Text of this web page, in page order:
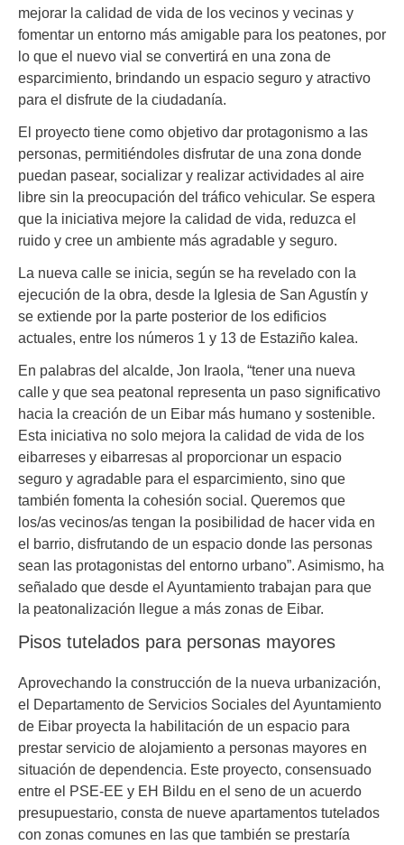
mejorar la calidad de vida de los vecinos y vecinas y
fomentar un entorno más amigable para los peatones, por
lo que el nuevo vial se convertirá en una zona de
esparcimiento, brindando un espacio seguro y atractivo
para el disfrute de la ciudadanía.
El proyecto tiene como objetivo dar protagonismo a las
personas, permitiéndoles disfrutar de una zona donde
puedan pasear, socializar y realizar actividades al aire
libre sin la preocupación del tráfico vehicular. Se espera
que la iniciativa mejore la calidad de vida, reduzca el
ruido y cree un ambiente más agradable y seguro.
La nueva calle se inicia, según se ha revelado con la
ejecución de la obra, desde la Iglesia de San Agustín y
se extiende por la parte posterior de los edificios
actuales, entre los números 1 y 13 de Estaziño kalea.
En palabras del alcalde, Jon Iraola, “tener una nueva
calle y que sea peatonal representa un paso significativo
hacia la creación de un Eibar más humano y sostenible.
Esta iniciativa no solo mejora la calidad de vida de los
eibarreses y eibarresas al proporcionar un espacio
seguro y agradable para el esparcimiento, sino que
también fomenta la cohesión social. Queremos que
los/as vecinos/as tengan la posibilidad de hacer vida en
el barrio, disfrutando de un espacio donde las personas
sean las protagonistas del entorno urbano”. Asimismo, ha
señalado que desde el Ayuntamiento trabajan para que
la peatonalización llegue a más zonas de Eibar.
Pisos tutelados para personas mayores
Aprovechando la construcción de la nueva urbanización,
el Departamento de Servicios Sociales del Ayuntamiento
de Eibar proyecta la habilitación de un espacio para
prestar servicio de alojamiento a personas mayores en
situación de dependencia. Este proyecto, consensuado
entre el PSE-EE y EH Bildu en el seno de un acuerdo
presupuestario, consta de nueve apartamentos tutelados
con zonas comunes en las que también se prestaría